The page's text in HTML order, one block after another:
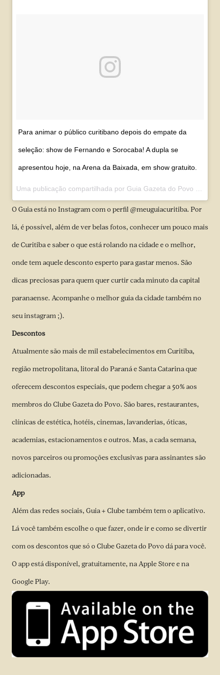
Para animar o público curitibano depois do empate da
seleção: show de Fernando e Sorocaba! A dupla se
apresentou hoje, na Arena da Baixada, em show gratuito.
Uma publicação compartilhada por Guia Gazeta do Povo
O Guia está no Instagram com o perfil@meuguiacuritiba. Por
lá, é possível, além de ver belas fotos, conhecer um pouco mais
de Curitiba e saber o que está rolando na cidade e o melhor,
onde tem aquele desconto esperto para gastar menos. São
dicas preciosas para quem quer curtir cada minuto da capital
paranaense. Acompanhe o melhor guia da cidade também no
seu instagram ;).
Descontos
Atualmente são mais de mil estabelecimentos em Curitiba,
região metropolitana, litoral do Paraná e Santa Catarina que
oferecem descontos especiais, que podem chegar a 50% aos
membros do Clube Gazeta do Povo. São bares, restaurantes,
clínicas de estética, hotéis, cinemas, lavanderias, óticas,
academias, estacionamentos e outros. Mas, a cada semana,
novos parceiros ou promoções exclusivas para assinantes são
adicionadas.
App
Além das redes sociais, Guia + Clube também tem o aplicativo.
Lá você também escolhe o que fazer, onde ir e como se divertir
com os descontos que só o Clube Gazeta do Povo dá para você.
O app está disponível, gratuitamente, na Apple Store e na
Google Play.